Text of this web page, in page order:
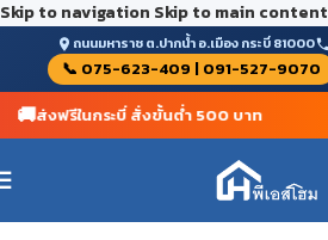
Skip to navigation Skip to main content
ถนนมหาราช ต.ปากน้ำ อ.เมือง กระบี่ 81000
📞 075-623-409 | 091-527-9070
🚚ส่งฟรีในกระบี่ สั่งขั้นต่ำ 500 บาท